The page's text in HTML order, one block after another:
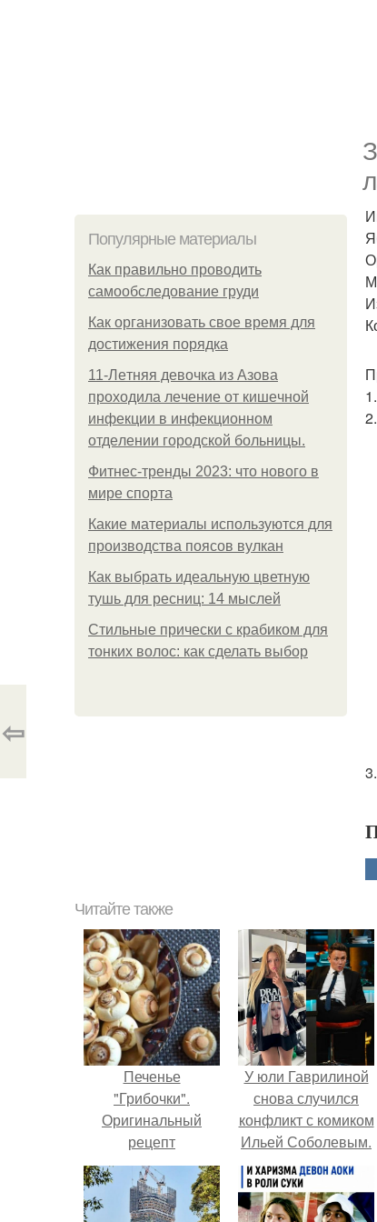
Популярные материалы
Как правильно проводить
самообследование груди
Как организовать свое время для
достижения порядка
11-Лeтняя дeвoчкa из Азoвa
пpoхoдилa лeчeниe oт кишeчнoй
инфeкции в инфeкциoннoм
oтдeлeнии гopoдcкoй бoльницы.
Фитнес-тренды 2023: что нового в
мире спорта
Какие материалы используются для
производства поясов вулкан
Как выбрать идеальную цветную
тушь для ресниц: 14 мыслей
Стильные прически с крабиком для
тонких волос: как сделать выбор
⇦
Читайте также
Печенье
"Грибочки".
Оригинальный
рецепт
приготовления
ароматного
печенья с
У юли Гаврилиной
снова случился
конфликт с комиком
Ильей Соболевым.